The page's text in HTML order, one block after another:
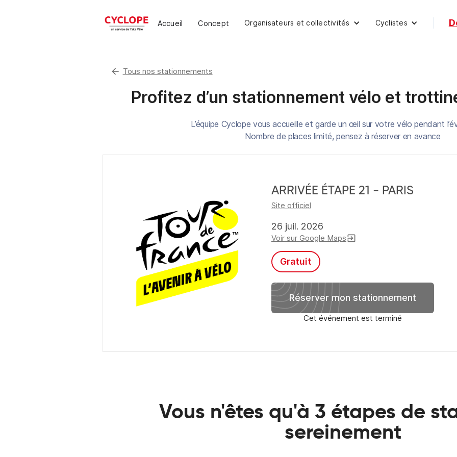
Accueil Concept Organisateurs et collectivités Cyclistes
arrow_back Tous nos stationnements
Profitez d’un stationnement vélo et
L’équipe Cyclope vous accueille et garde un œil sur votre vélo pendant
Nombre de places limité, pensez à réserver en avance
ARRIVÉE ÉTAPE 21 - PARIS
Site officiel
26 juil. 2026
Voir sur Google Mapsexit_to_app
Gratuit
Réserver mon stationnement
Cet événement est terminé
Vous n'êtes qu'à 3 étapes de
sereinement